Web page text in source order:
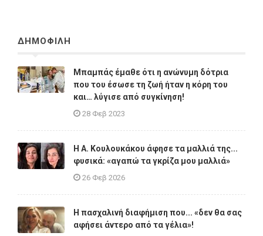
ΔΗΜΟΦΙΛΗ
Μπαμπάς έμαθε ότι η ανώνυμη δότρια
που του έσωσε τη ζωή ήταν η κόρη του
και… λύγισε από συγκίνηση!
28 Φεβ 2023
Η A. Κουλουκάκου άφησε τα μαλλιά της...
φυσικά: «αγαπώ τα γκρίζα μου μαλλιά»
26 Φεβ 2026
Η πασχαλινή διαφήμιση που... «δεν θα σας
αφήσει άντερο από τα γέλια»!